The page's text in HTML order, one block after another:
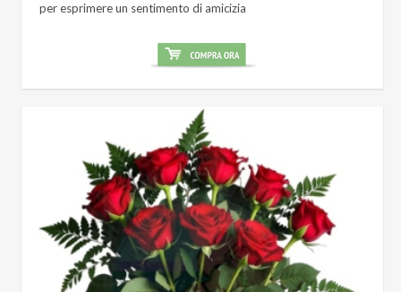
per esprimere un sentimento di amicizia